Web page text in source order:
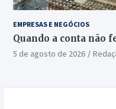
EMPRESAS E NEGÓCIOS
Quando a conta não
5 de agosto de 2026